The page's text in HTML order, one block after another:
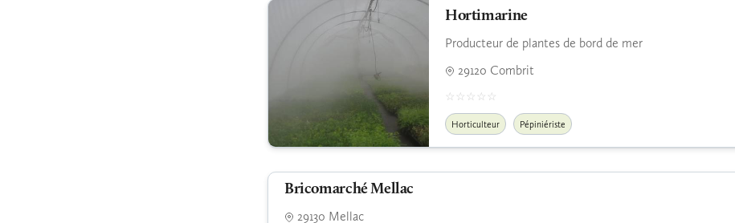
Hortimarine
Producteur de plantes de bord de mer
29120 Combrit
Horticulteur Pépiniériste
Bricomarché Mellac
29130 Mellac